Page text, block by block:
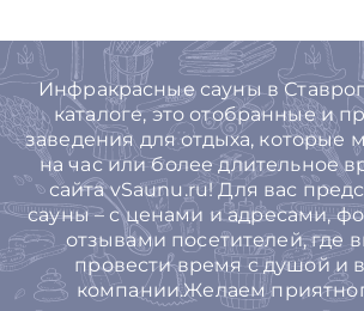
Инфракрасные сауны в
каталоге, это отобранные и
заведения для отдыха, которые
на час или более длительное
сайта vSaunu.ru! Для вас
сауны – с ценами и адресами,
отзывами посетителей, где
провести время с душой и
компании.Желаем